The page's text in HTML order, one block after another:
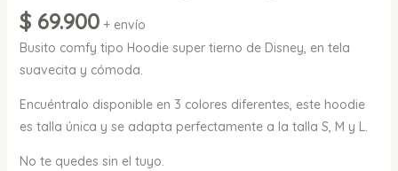
$69.900 + envío
Busito comfy tipo Hoodie super tierno de Disney, en tela
suavecita y cómoda.
Encuéntralo disponible en 3 colores diferentes, este hoodie
es talla única y se adapta perfectamente a la talla S, M y L.
No te quedes sin el tuyo.